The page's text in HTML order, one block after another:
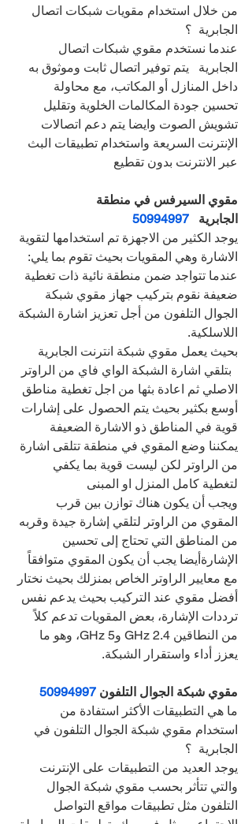
من خلال استخدام مقويات شبكات اتصال
الجابرية  ؟
عندما نستخدم مقوي شبكات اتصال
الجابرية   يتم توفير اتصال ثابت وموثوق به
داخل المنازل أو المكاتب، مع محاولة
تحسين جودة المكالمات الخلوية وتقليل
تشويش الصوت وايضا يتم دعم اتصالات
الإنترنت السريعة واستخدام تطبيقات البث
عبر الانترنت بدون تقطيع
مقوي السيرفس في منطقة
الجابرية 50994997
يوجد الكثير من الاجهزة تم استخدامها لتقوية
الاشارة وهي المقويات بحيث تقوم بما يلي:
عندما تتواجد ضمن منطقة نائية ذات تغطية
ضعيفة نقوم بتركيب جهاز مقوي شبكة
الجوال التلفون من أجل تعزيز اشارة الشبكة
اللاسلكية.
بحيث يعمل مقوي شبكة انترنت الجابرية
بتلقي اشارة الشبكة الواي فاي من الراوتر
الاصلي ثم اعادة بثها من اجل تغطية مناطق
أوسع بكثير بحيث يتم الحصول على إشارات
قوية في المناطق ذو الاشارة الضعيفة
يمكننا وضع المقوي في منطقة تتلقى اشارة
من الراوتر لكن ليست قوية بما يكفي
لتغطية كامل المنزل او المبنى
ويجب أن يكون هناك توازن بين قرب
المقوي من الراوتر لتلقي إشارة جيدة وقربه
من المناطق التي تحتاج إلى تحسين
الإشارةأيضا يجب أن يكون المقوي متوافقاً
مع معايير الراوتر الخاص بمنزلك بحيث نختار
أفضل مقوي عند التركيب بحيث يدعم نفس
ترددات الإشارة، بعض المقويات تدعم كلاً
من النطاقين 2.4 GHz و5 GHz، وهو ما
يعزز أداء واستقرار الشبكة.
مقوي شبكة الجوال التلفون 50994997
ما هي التطبيقات الأكثر استفادة من
استخدام مقوي شبكة الجوال التلفون في
الجابرية  ؟
يوجد العديد من التطبيقات على الإنترنت
والتي تتأثر بحسب مقوي شبكة الجوال
التلفون مثل تطبيقات مواقع التواصل